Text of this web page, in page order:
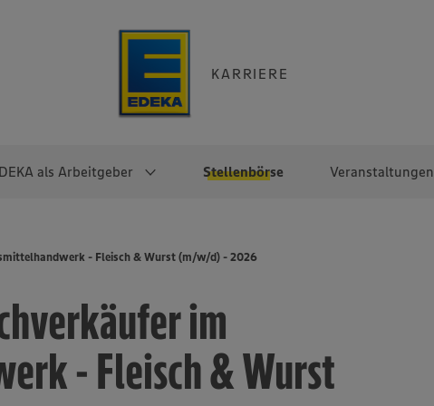
KARRIERE
als Arbeitgeber Stellenbörse Veranstaltungen
Direkteinstieg
Noch Fragen?
Überblick
EDEKA Fruchtkontor
EDEKA Foodservice
EDEKA-
- Fleisch & Wurst (m/w/d) - 2026
im
- Fleisch & Wurst